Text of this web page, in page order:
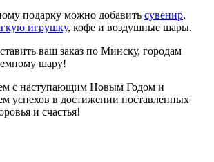
подарку можно добавить сувенир,
игрушку, кофе и воздушные шары.
ваш заказ по Минску, городам
шару!
с наступающим Новым Годом и
успехов в достижении поставленных
и счастья!